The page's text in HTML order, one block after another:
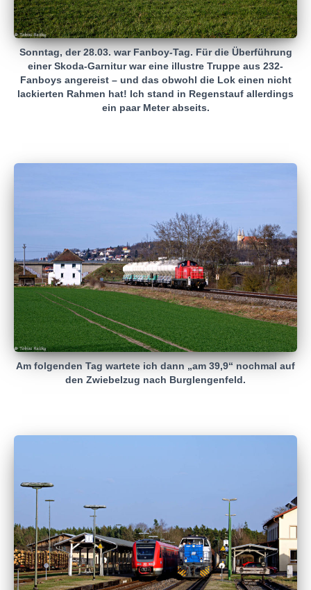
Sonntag, der 28.03. war Fanboy-Tag. Für die Überführung
einer Skoda-Garnitur war eine illustre Truppe aus 232-
Fanboys angereist – und das obwohl die Lok einen nicht
lackierten Rahmen hat! Ich stand in Regenstauf allerdings
ein paar Meter abseits.
Am folgenden Tag wartete ich dann „am 39,9“ nochmal auf
den Zwiebelzug nach Burglengenfeld.